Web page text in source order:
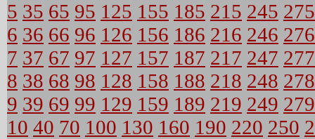
5 35 65 95 125 155 185 215 245 275
6 36 66 96 126 156 186 216 246 276
7 37 67 97 127 157 187 217 247 277
8 38 68 98 128 158 188 218 248 278
9 39 69 99 129 159 189 219 249 279
10 40 70 100 130 160 190 220 250